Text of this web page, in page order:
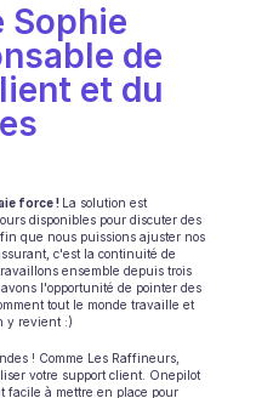
Sophie
de
et du
force ! La solution est
disponibles pour discuter des
que nous puissions ajuster nos
c'est la continuité de
ensemble depuis trois
l'opportunité de pointer des
tout le monde travaille et
y revient :)
! Comme Les Raffineurs,
votre support client. Onepilot
facile à mettre en place pour